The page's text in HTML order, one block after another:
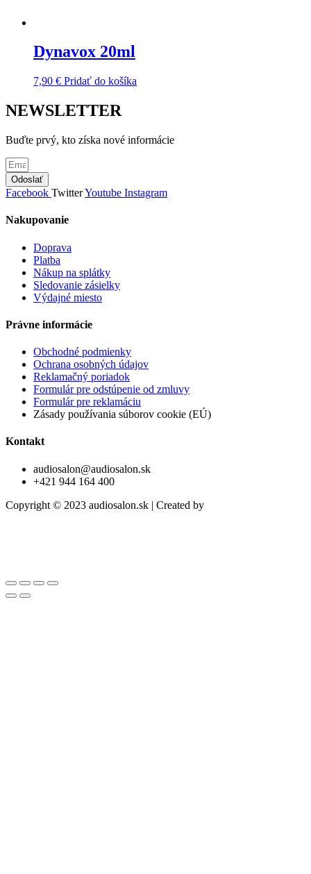
Dynavox 20ml
7,90 € Pridať do košíka
NEWSLETTER
Buďte prvý, kto získa nové informácie
Odoslať
Facebook TwitterYoutube Instagram
Nakupovanie
Doprava
Platba
Nákup na splátky
Sledovanie zásielky
Výdajné miesto
Právne informácie
Obchodné podmienky
Ochrana osobných údajov
Reklamačný poriadok
Formulár pre odstúpenie od zmluvy
Formulár pre reklamáciu
Zásady používania súborov cookie (EÚ)
Kontakt
audiosalon@audiosalon.sk
+421 944 164 400
Copyright © 2023 audiosalon.sk | Created by